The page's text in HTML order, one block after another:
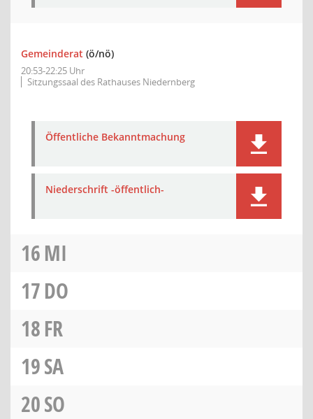
Gemeinderat (ö/nö)
20:53-22:25 Uhr
Sitzungssaal des Rathauses Niedernberg
Öffentliche Bekanntmachung
Niederschrift -öffentlich-
16MI
17DO
18FR
19SA
20SO